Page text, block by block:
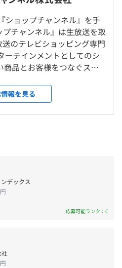
ークを行う場所を含む）
事項
徒歩約10分
）
1／3）
付与／以降は就業規則の規定
、特別、ハッピーホリデー
ショップチャンネル』を手
チャンネル』は生放送を取
のテレビショッピング専門
ーテインメントとしてのシ
商品とお客様をつなぐスト
。」提供していきます。
信×小売という独自のビジ
ーディングカンパニーと
ーネット、カタログ、リ
小売のほぼ全ての工程を
数である
し、ファッションからグル
品数は約500点です。 テレ
に行動に移してくださる
サイトの月間アクセス数は
めます！
報を見る
デックス
応募可能ランク：C
社